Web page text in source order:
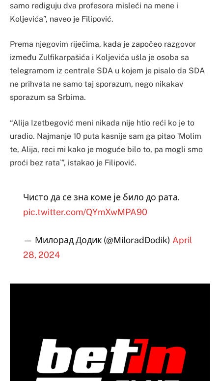
samo rediguju dva profesora misleći na mene i
Koljevića”, naveo je Filipović.
Prema njegovim riječima, kada je započeo razgovor
između Zulfikarpašića i Koljevića ušla je osoba sa
telegramom iz centrale SDA u kojem je pisalo da SDA
ne prihvata ne samo taj sporazum, nego nikakav
sporazum sa Srbima.
“Alija Izetbegović meni nikada nije htio reći ko je to
uradio. Najmanje 10 puta kasnije sam ga pitao `Molim
te, Alija, reci mi kako je moguće bilo to, pa mogli smo
proći bez rata`”, istakao je Filipović.
Чисто да се зна коме је било до рата.
pic.twitter.com/QYmXwMPA90
— Милорад Додик (@MiloradDodik) April
28, 2024